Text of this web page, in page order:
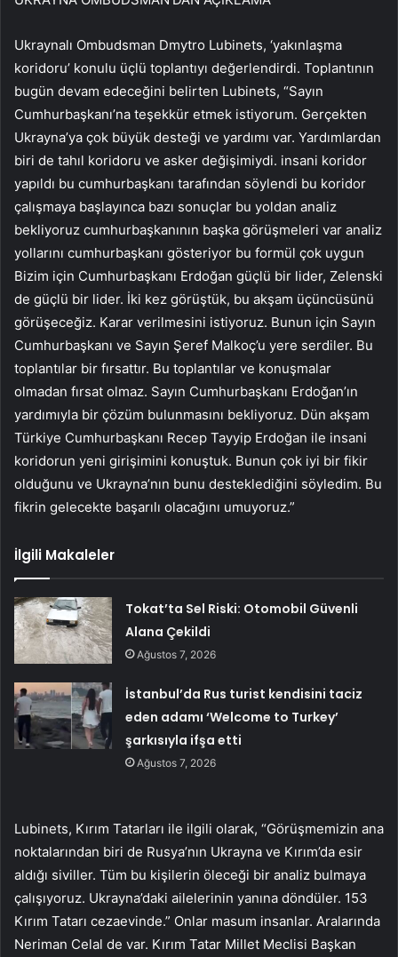
Ukraynalı Ombudsman Dmytro Lubinets, ‘yakınlaşma
koridoru’ konulu üçlü toplantıyı değerlendirdi. Toplantının
bugün devam edeceğini belirten Lubinets, “Sayın
Cumhurbaşkanı’na teşekkür etmek istiyorum. Gerçekten
Ukrayna’ya çok büyük desteği ve yardımı var. Yardımlardan
biri de tahıl koridoru ve asker değişimiydi. insani koridor
yapıldı bu cumhurbaşkanı tarafından söylendi bu koridor
çalışmaya başlayınca bazı sonuçlar bu yoldan analiz
bekliyoruz cumhurbaşkanının başka görüşmeleri var analiz
yollarını cumhurbaşkanı gösteriyor bu formül çok uygun
Bizim için Cumhurbaşkanı Erdoğan güçlü bir lider, Zelenski
de güçlü bir lider. İki kez görüştük, bu akşam üçüncüsünü
görüşeceğiz. Karar verilmesini istiyoruz. Bunun için Sayın
Cumhurbaşkanı ve Sayın Şeref Malkoç’u yere serdiler. Bu
toplantılar bir fırsattır. Bu toplantılar ve konuşmalar
olmadan fırsat olmaz. Sayın Cumhurbaşkanı Erdoğan’ın
yardımıyla bir çözüm bulunmasını bekliyoruz. Dün akşam
Türkiye Cumhurbaşkanı Recep Tayyip Erdoğan ile insani
koridorun yeni girişimini konuştuk. Bunun çok iyi bir fikir
olduğunu ve Ukrayna’nın bunu desteklediğini söyledim. Bu
fikrin gelecekte başarılı olacağını umuyoruz.”
İlgili Makaleler
Tokat’ta Sel Riski: Otomobil Güvenli
Alana Çekildi
Ağustos 7, 2026
İstanbul’da Rus turist kendisini taciz
eden adamı ‘Welcome to Turkey’
şarkısıyla ifşa etti
Ağustos 7, 2026
Lubinets, Kırım Tatarları ile ilgili olarak, “Görüşmemizin ana
noktalarından biri de Rusya’nın Ukrayna ve Kırım’da esir
aldığı siviller. Tüm bu kişilerin öleceği bir analiz bulmaya
çalışıyoruz. Ukrayna’daki ailelerinin yanına döndüler. 153
Kırım Tatarı cezaevinde.” Onlar masum insanlar. Aralarında
Neriman Celal de var. Kırım Tatar Millet Meclisi Başkan